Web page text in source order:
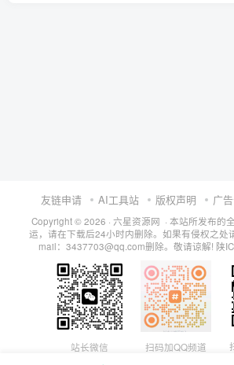
友链申请 AI工具站 版权声明 广
Copyright © 2026 · 六星资源网 · 本站所发布的
运，请在下载后24小时内删除。如果有侵权之处
mail：3437703@qq.com删除。敬请谅解! 陕
站长微信 扫码加QQ频道